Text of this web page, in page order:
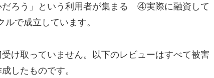
だろう」という利用者が集まる ④実際に融資して
で成立しています。
け取っていません。以下のレビューはすべて被害
したものです。